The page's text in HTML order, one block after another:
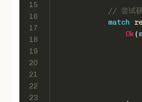
15
16
17
18
19
20
21
22
23
// 尝试获
match
Ok (